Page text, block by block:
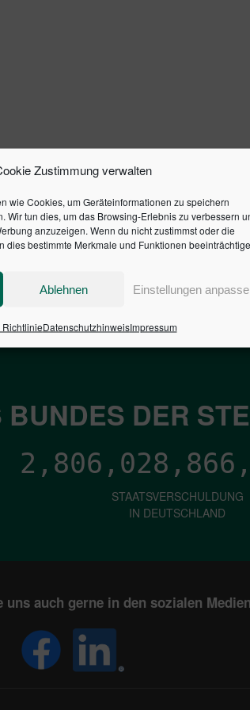
Zustimmung verwalten
wie Cookies, um Geräteinformationen zu speichern
Wir tun dies, um das Browsing-Erlebnis zu verbessern
anzuzeigen. Wenn du nicht zustimmst oder die
dies bestimmte Merkmale und Funktionen
Ablehnen Einstellungen
DatenschutzhinweisImpressum
DER
STAATSVERSCHULDUNG
IN DEUTSCHLAND
uns auch gerne in den sozialen